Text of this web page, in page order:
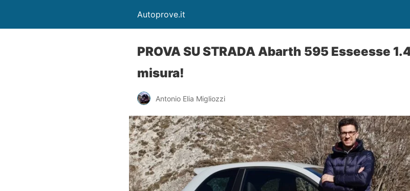
Autoprove.it
PROVA SU STRADA Abarth 595 Esseesse
misura!
Antonio Elia Migliozzi